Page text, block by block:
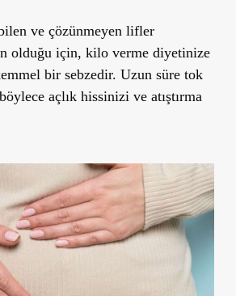
ve çözünmeyen lifler
olduğu için, kilo verme diyetinize
bir sebzedir. Uzun süre tok
açlık hissinizi ve atıştırma